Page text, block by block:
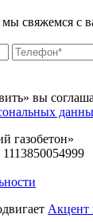
свяжемся с
вы
газобетон»
Акцент